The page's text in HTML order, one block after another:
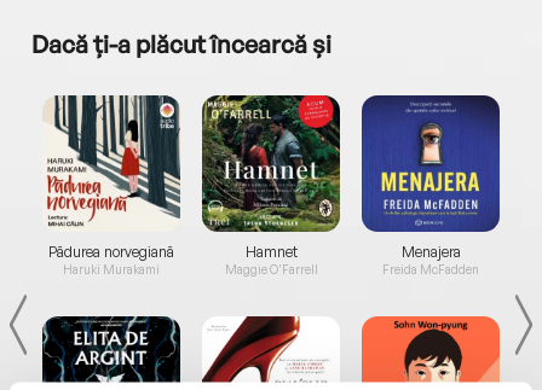
Dacă ți-a plăcut încearcă și
Pădurea norvegiană
Haruki Murakami
Hamnet
Maggie O'Farrell
Menajera
Freida McFadden